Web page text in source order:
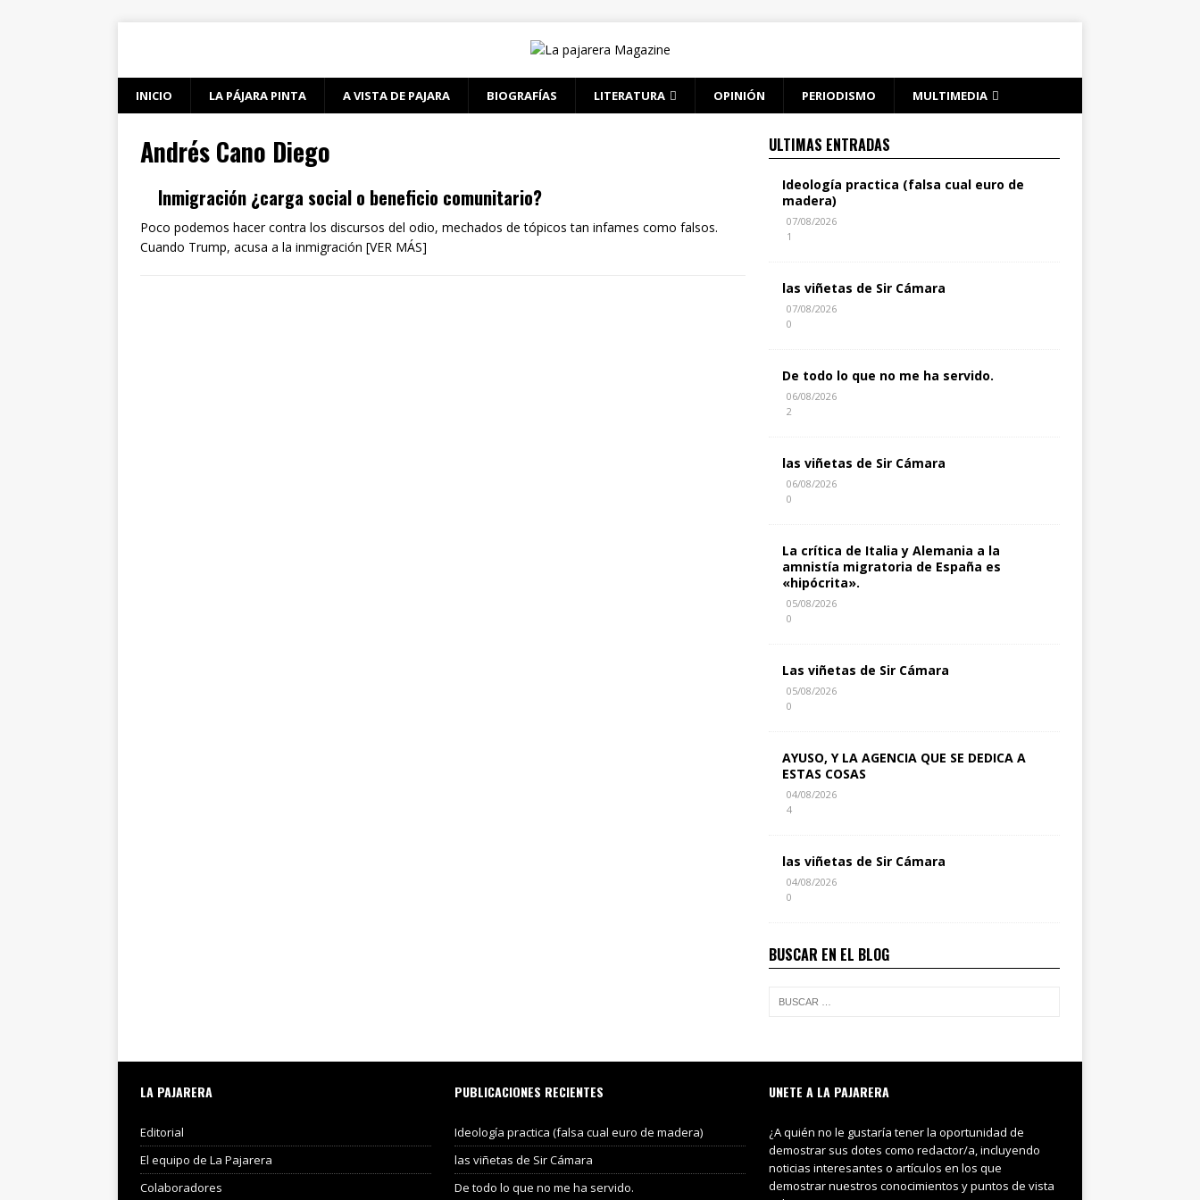
INICIO LA PÁJARA PINTA A VISTA DE PAJARA BIOGRAFÍAS LITERATURA OPINIÓN PERIODISMO MULTIMEDIA
Andrés Cano Diego
Inmigración ¿carga social o beneficio comunitario?
Poco podemos hacer contra los discursos del odio, mechados de tópicos tan infames como falsos.
Cuando Trump, acusa a la inmigración [VER MÁS]
ULTIMAS ENTRADAS
Ideología practica (falsa cual euro de
madera)
07/08/2026
1
las viñetas de Sir Cámara
07/08/2026
0
De todo lo que no me ha servido.
06/08/2026
2
las viñetas de Sir Cámara
06/08/2026
0
La crítica de Italia y Alemania a la
amnistía migratoria de España es
«hipócrita».
05/08/2026
0
Las viñetas de Sir Cámara
05/08/2026
0
AYUSO, Y LA AGENCIA QUE SE DEDICA A
ESTAS COSAS
04/08/2026
4
las viñetas de Sir Cámara
04/08/2026
0
BUSCAR EN EL BLOG
LA PAJARERA
Editorial
El equipo de La Pajarera
Colaboradores
PUBLICACIONES RECIENTES
Ideología practica (falsa cual euro de madera)
las viñetas de Sir Cámara
De todo lo que no me ha servido.
UNETE A LA PAJARERA
¿A quién no le gustaría tener la oportunidad de
demostrar sus dotes como redactor/a, incluyendo
noticias interesantes o artículos en los que
demostrar nuestros conocimientos y puntos de vista